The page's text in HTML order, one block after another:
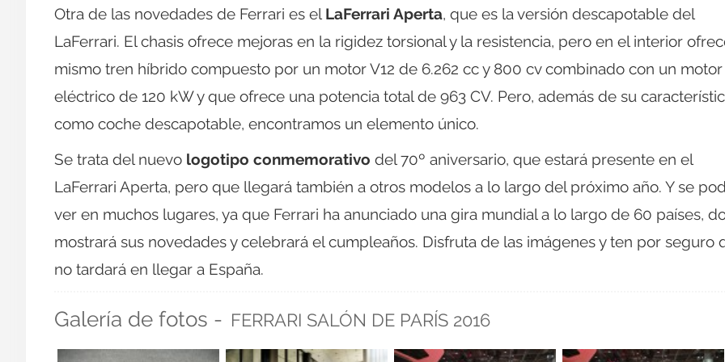
Otra de las novedades de Ferrari es el LaFerrari Aperta, que es la versión descapotable del
LaFerrari. El chasis ofrece mejoras en la rigidez torsional y la resistencia, pero en el interior
mismo tren híbrido compuesto por un motor V12 de 6.262 cc y 800 cv combinado con un motor
eléctrico de 120 kW y que ofrece una potencia total de 963 CV. Pero, además de su
como coche descapotable, encontramos un elemento único.
Se trata del nuevo logotipo conmemorativo del 70º aniversario, que estará presente en el
LaFerrari Aperta, pero que llegará también a otros modelos a lo largo del próximo año. Y se
ver en muchos lugares, ya que Ferrari ha anunciado una gira mundial a lo largo de 60 países,
mostrará sus novedades y celebrará el cumpleaños. Disfruta de las imágenes y ten por seguro
no tardará en llegar a España.
Galería de fotos - FERRARI SALÓN DE PARÍS 2016